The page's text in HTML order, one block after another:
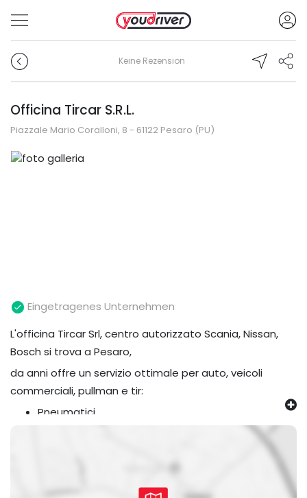
Keine Rezension
Officina Tircar S.R.L.
Piazzale Mario Coralloni, 8 - 61122 Pesaro (PU)
Eingetragenes Unternehmen
L'officina Tircar Srl, centro autorizzato Scania, Nissan,
Bosch si trova a Pesaro,
da anni offre un servizio ottimale per auto, veicoli
commerciali, pullman e tir:
Pneumatici
Impianti GPL